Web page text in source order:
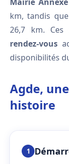
km, tandis
26,7 km.
rendez-vous
disponibilités
Agde,
histoire
1